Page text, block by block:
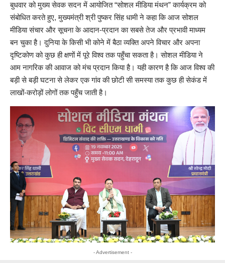
बुधवार को मुख्य सेवक सदन में आयोजित “सोशल मीडिया मंथन” कार्यक्रम को
संबोधित करते हुए, मुख्यमंत्री श्री पुष्कर सिंह धामी ने कहा कि आज सोशल
मीडिया संचार और सूचना के आदान-प्रदान का सबसे तेज और प्रभावी माध्यम
बन चुका है। दुनिया के किसी भी कोने में बैठा व्यक्ति अपने विचार और अपना
दृष्टिकोण को कुछ ही क्षणों में पूरे विश्व तक पहुँचा सकता है। सोशल मीडिया ने
आम नागरिक की आवाज को मंच प्रदान किया है। यही कारण है कि आज विश्व की
बड़ी से बड़ी घटना से लेकर एक गांव की छोटी सी समस्या तक कुछ ही सेकंड में
लाखों-करोड़ों लोगों तक पहुँच जाती है।
- Advertisement -